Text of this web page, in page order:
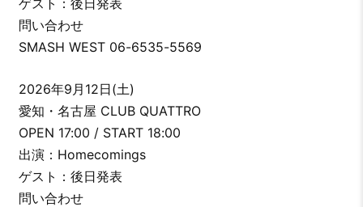
問い合わせ
SMASH WEST 06-6535-5569
2026年9月12日(土)
愛知・名古屋 CLUB QUATTRO
OPEN 17:00 / START 18:00
出演：Homecomings
ゲスト：後日発表
問い合わせ